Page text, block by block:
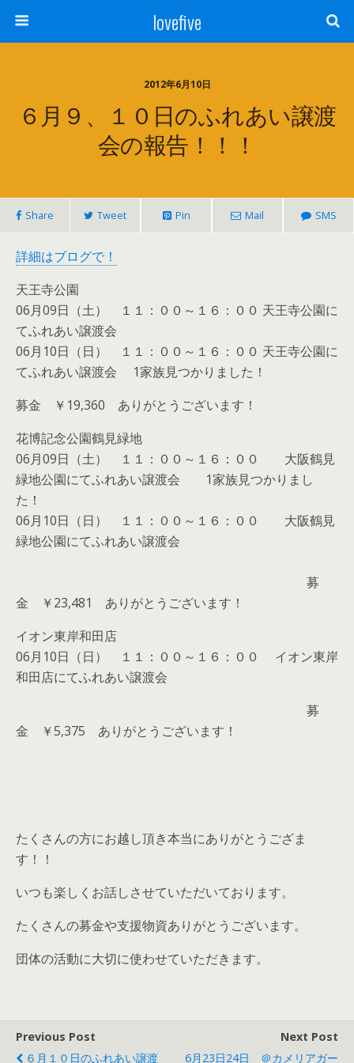
lovefive
2012年6月10日
６月９、１０日のふれあい譲渡
会の報告！！！
Share Tweet Pin Mail SMS
詳細はブログで！
天王寺公園
06月09日（土） １１：００～１６：００ 天王寺公園に
てふれあい譲渡会
06月10日（日） １１：００～１６：００ 天王寺公園に
てふれあい譲渡会 1家族見つかりました！
募金 ￥19,360 ありがとうございます！
花博記念公園鶴見緑地
06月09日（土） １１：００～１６：００ 大阪鶴見
緑地公園にてふれあい譲渡会 1家族見つかりまし
た！
06月10日（日） １１：００～１６：００ 大阪鶴見
緑地公園にてふれあい譲渡会
募
金 ￥23,481 ありがとうございます！
イオン東岸和田店
06月10日（日） １１：００～１６：００ イオン東岸
和田店にてふれあい譲渡会
募
金 ￥5,375 ありがとうございます！
たくさんの方にお越し頂き本当にありがとうござま
す！！
いつも楽しくお話しさせていただいております。
たくさんの募金や支援物資ありがとうございます。
団体の活動に大切に使わせていただきます。
Previous Post
６月１０日のふれあい譲渡
Next Post
6月23日24日 ＠カメリアガー